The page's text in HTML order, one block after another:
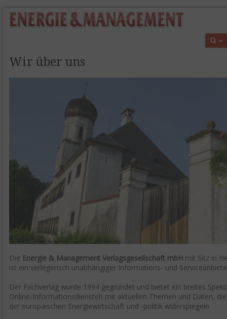
Wir über uns
Die Energie & Management Verlagsgesellschaft mbH mit Sitz in
ist ein verlegerisch unabhängiger Informations- und
Der Fachverlag wurde 1994 gegründet und bietet ein breites
Online-Informationsdiensten mit aktuellen Themen und Daten,
der europäischen Energiewirtschaft und -politik widerspiegeln.